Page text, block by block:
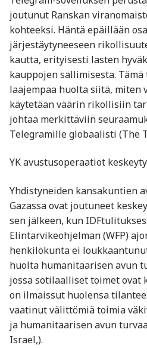
joutunut Ranskan
kohteeksi. Häntä epäillään
järjestäytyneeseen
kautta, erityisesti lasten
kauppojen sallimisesta.
laajempaa huolta siitä, miten
käytetään väärin rikollisiin
johtaa merkittäviin
Telegramille globaalisti​ (The
YK avustusoperaatiot
Yhdistyneiden kansakuntien
Gazassa ovat joutuneet
sen jälkeen, kun
Elintarvikeohjelman (WFP)
henkilökunta ei
huolta humanitaarisen avun
jossa sotilaalliset toimet ovat
on ilmaissut huolensa
vaatinut välittömiä toimia
ja humanitaarisen avun
Israel,).